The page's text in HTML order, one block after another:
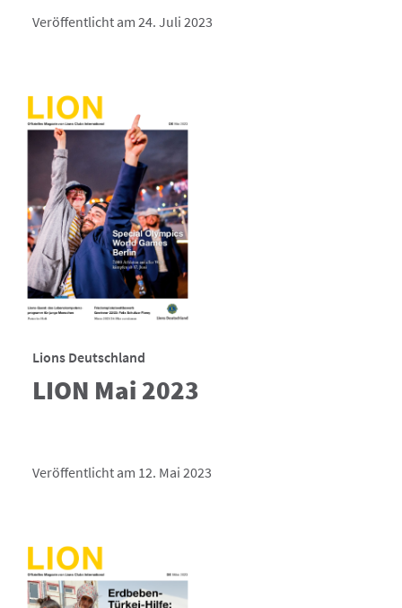
Veröffentlicht am 24. Juli 2023
Lions Deutschland
LION Mai 2023
Veröffentlicht am 12. Mai 2023